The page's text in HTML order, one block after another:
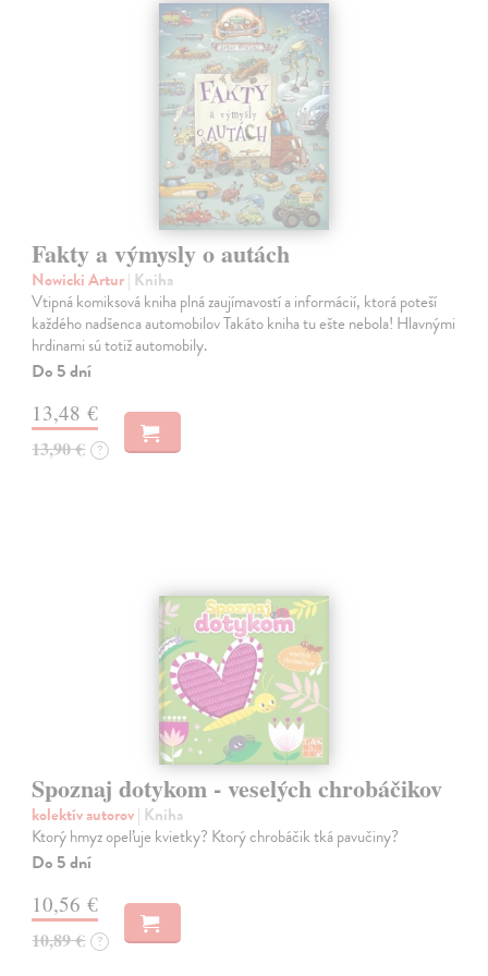
Fakty a výmysly o autách
Nowicki Artur| Kniha
Vtipná komiksová kniha plná zaujímavostí a informácií, ktorá poteší
každého nadšenca automobilov Takáto kniha tu ešte nebola! Hlavnými
hrdinami sú totiž automobily.
Do 5 dní
13,48 €
13,90 € ?
Spoznaj dotykom - veselých chrobáčikov
kolektív autorov| Kniha
Ktorý hmyz opeľuje kvietky? Ktorý chrobáčik tká pavučiny?
Do 5 dní
10,56 €
10,89 € ?